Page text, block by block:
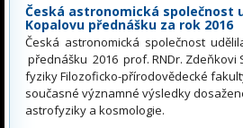
Česká astronomická společnost
Kopalovu přednášku za rok 2016
Česká astronomická společnost
přednášku 2016 prof. RNDr. Zdeňkovi
fyziky Filozoficko-přírodovědecké
současné významné výsledky
astrofyziky a kosmologie.